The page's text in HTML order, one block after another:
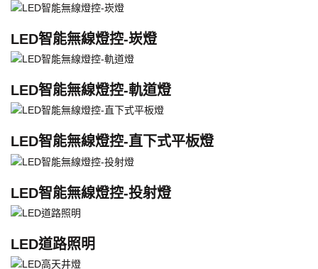
LED智能無線燈控-崁燈
LED智能無線燈控-軌道燈
LED智能無線燈控-直下式平板燈
LED智能無線燈控-投射燈
LED道路照明